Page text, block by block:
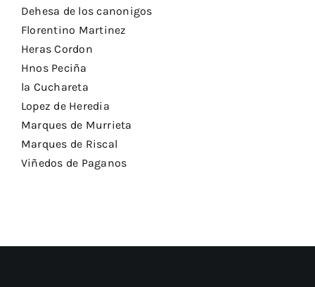
Dehesa de los canonigos
Florentino Martinez
Heras Cordon
Hnos Peciña
la Cuchareta
Lopez de Heredia
Marques de Murrieta
Marques de Riscal
Viñedos de Paganos